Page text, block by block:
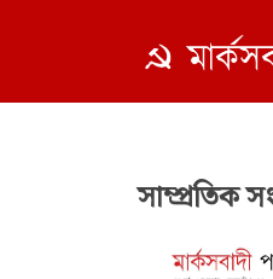
সাম্প্রতিক